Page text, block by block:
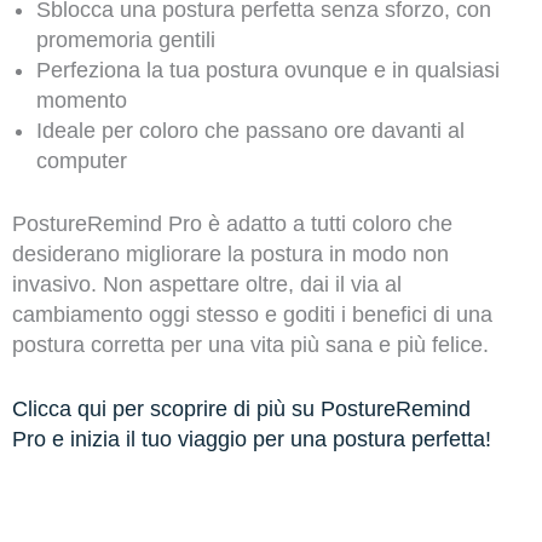
Sblocca una postura perfetta senza sforzo, con
promemoria gentili
Perfeziona la tua postura ovunque e in qualsiasi
momento
Ideale per coloro che passano ore davanti al
computer
PostureRemind Pro è adatto a tutti coloro che
desiderano migliorare la postura in modo non
invasivo. Non aspettare oltre, dai il via al
cambiamento oggi stesso e goditi i benefici di una
postura corretta per una vita più sana e più felice.
Clicca qui per scoprire di più su PostureRemind
Pro e inizia il tuo viaggio per una postura perfetta!